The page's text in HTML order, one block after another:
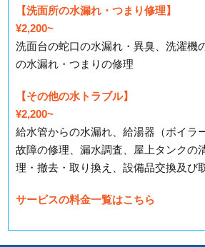
【洗面所の水漏れ・つまり修理】
¥2,200~
洗面台の蛇口の水漏れ・異臭、洗濯機
の水漏れ・つまりの修理
【その他の水トラブル】
¥2,200~
給水管からの水漏れ、給湯器（ボイラ
故障の修理、漏水調査、屋上タンクの
理・撤去・取り換え、設備品交換及び
サービスの料金一覧はこちら